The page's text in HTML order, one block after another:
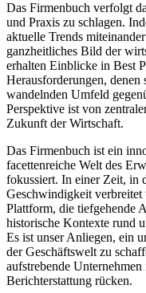
Das Firmenbuch verfolgt
und Praxis zu schlagen.
aktuelle Trends
ganzheitliches Bild der
erhalten Einblicke in Best
Herausforderungen,
wandelnden Umfeld
Perspektive ist von
Zukunft der Wirtschaft.
Das Firmenbuch ist ein
facettenreiche Welt des
fokussiert. In einer Zeit, in
Geschwindigkeit verbreitet
Plattform, die tiefgehende
historische Kontexte rund
Es ist unser Anliegen, ein
der Geschäftswelt zu
aufstrebende
Berichterstattung rücken.